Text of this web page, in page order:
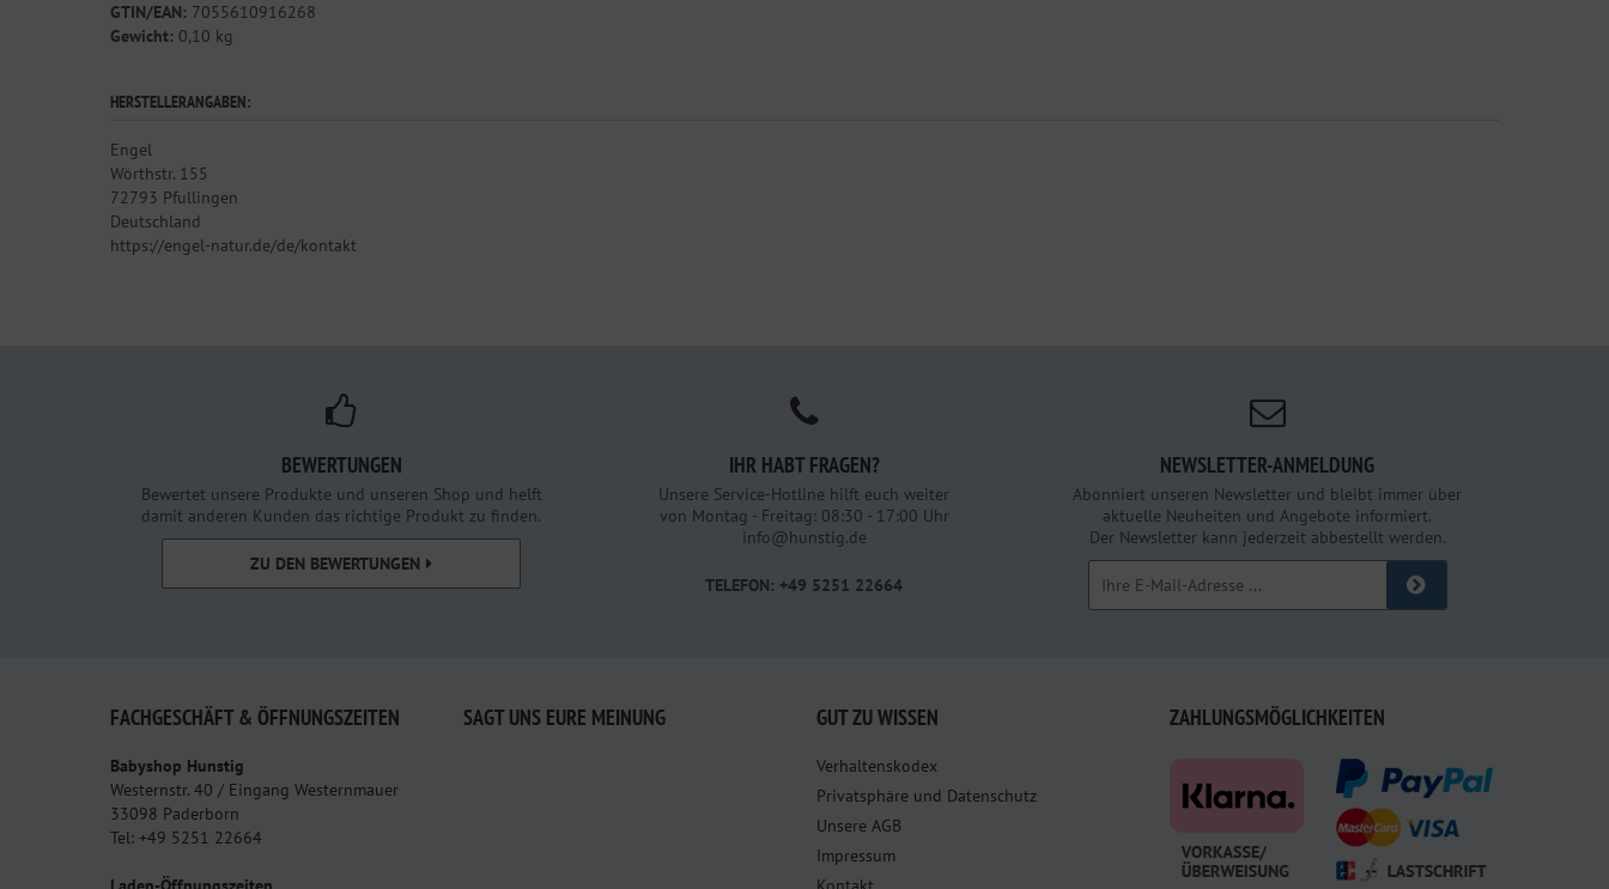
GTIN/EAN: 7055610916268
Gewicht: 0,10 kg
HERSTELLERANGABEN:
Engel
Wörthstr. 155
72793 Pfullingen
Deutschland
https://engel-natur.de/de/kontakt
BEWERTUNGEN
Bewertet unsere Produkte und unseren Shop und helft
damit anderen Kunden das richtige Produkt zu finden.
ZU DEN BEWERTUNGEN
IHR HABT FRAGEN?
Unsere Service-Hotline hilft euch weiter
von Montag - Freitag: 08:30 - 17:00 Uhr
info@hunstig.de
TELEFON: +49 5251 22664
NEWSLETTER-ANMELDUNG
Abonniert unseren Newsletter und bleibt immer über
aktuelle Neuheiten und Angebote informiert.
Der Newsletter kann jederzeit abbestellt werden.
FACHGESCHÄFT & ÖFFNUNGSZEITEN
Babyshop Hunstig
Westernstr. 40 / Eingang Westernmauer
33098 Paderborn
Tel: +49 5251 22664
SAGT UNS EURE MEINUNG GUT ZU WISSEN
Verhaltenskodex
Privatsphäre und Datenschutz
Unsere AGB
Impressum
ZAHLUNGSMÖGLICHKEITEN